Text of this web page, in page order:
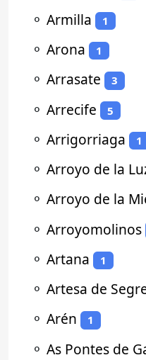
⚬ Armilla 1
⚬ Arona 1
⚬ Arrasate 3
⚬ Arrecife 5
⚬ Arrigorriaga 1
⚬ Arroyo de la
⚬ Arroyo de la
⚬ Arroyomolinos
⚬ Artana 1
⚬ Artesa de
⚬ Arén 1
⚬ As Pontes de